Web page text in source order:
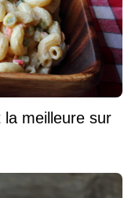
meilleure sur